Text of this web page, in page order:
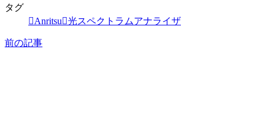
タグ
Anritsu 光スペクトラムアナライザ
前の記事